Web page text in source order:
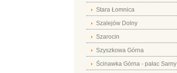
Stara Łomnica
Szalejów Dolny
Szarocin
Szyszkowa Górna
Ścinawka Górna - pałac Sarny